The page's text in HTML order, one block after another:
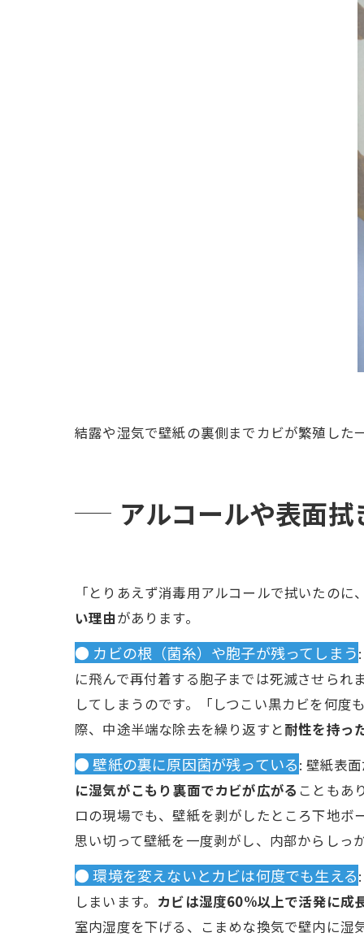
結露や湿気で壁紙の裏側までカビが繁殖した
アルコールや表面
「とりあえず消毒用アルコールで拭いたの
い理由があります。
● カビの根（菌糸）や胞子が残ってしまう
に飛んで再付着する胞子までは死滅させら
してしまうのです。「しつこい黒カビを何
際、中途半端な除去を繰り返すと耐性を持っ
● 壁紙の裏に原因菌が残っている: 壁紙表
に湿気がこもり裏面でカビが広がる こともあ
ロの現場でも、壁紙を剥がしたところ下地
思い切って壁紙を一度剥がし、内部からしっ
● 環境を変えないとカビは何度でも生える
しまいます。 カビは湿度60%以上で活発に成
室内湿度を下げる、こまめな換気で壁内に